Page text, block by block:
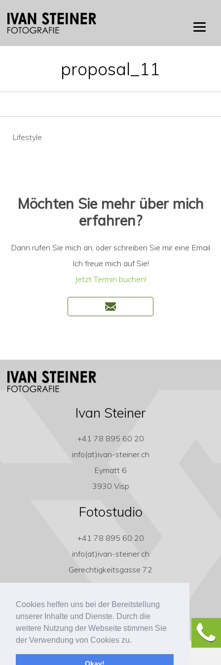
Cookies helfen uns bei der Bereitstellung
unserer Inhalte und Dienste. Durch die
weitere Nutzung der Webseite stimmen Sie
der Verwendung von Cookies zu.
proposal_11
Beitragsnavigation
Lifestyle
Möchten Sie mehr über mich
erfahren?
Dann rufen Sie mich an, oder schreiben Sie mir eine Email
Ich freue mich auf Sie!
Jetzt Termin buchen!
Ivan Steiner
+41 78 895 60 20
info(at)ivan-steiner.ch
Eymatt 6
3930 Visp
Fotostudio
+41 78 895 60 20
info(at)ivan-steiner.ch
Gerechtigkeitsgasse 72
3011 Bern
Copyright ivan-steiner.ch